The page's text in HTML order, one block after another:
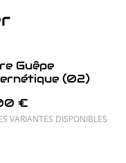
Guêpe
(02)
€
VARIANTES DISPONIBLES